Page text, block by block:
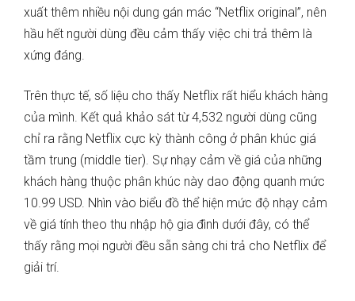
xuất thêm nhiều nội dung gán mác “Netflix original”, nên
hầu hết người dùng đều cảm thấy việc chi trả thêm là
xứng đáng.
Trên thực tế, số liệu cho thấy Netflix rất hiểu khách hàng
của mình. Kết quả khảo sát từ 4,532 người dùng cũng
chỉ ra rằng Netflix cực kỳ thành công ở phân khúc giá
tầm trung (middle tier). Sự nhạy cảm về giá của những
khách hàng thuộc phân khúc này dao động quanh mức
10.99 USD. Nhìn vào biểu đồ thể hiện mức độ nhạy cảm
về giá tính theo thu nhập hộ gia đình dưới đây, có thể
thấy rằng mọi người đều sẵn sàng chi trả cho Netflix để
giải trí.